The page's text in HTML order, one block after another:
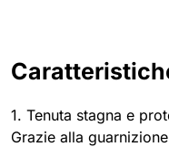
1. Tenuta stagna e
Grazie alla